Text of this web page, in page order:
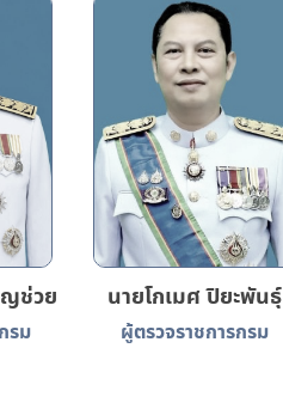
ญช่วย
รม
นายโกเมศ ปิยะพันธุ์
ผู้ตรวจราชการกรม